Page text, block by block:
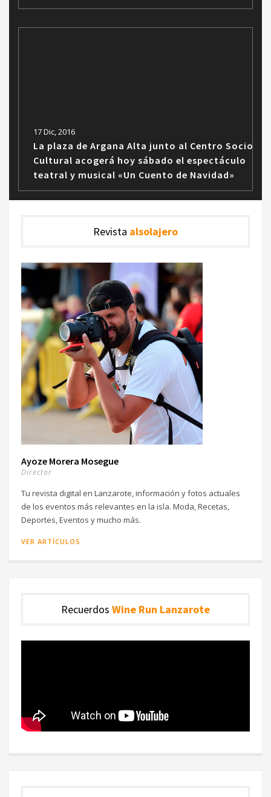
17 Dic, 2016
La plaza de Argana Alta junto al Centro Socio
Cultural acogerá hoy sábado el espectáculo
teatral y musical «Un Cuento de Navidad»
Revista alsolajero
Ayoze Morera Mosegue
Director
Tu revista digital en Lanzarote, información y fotos actuales
de los eventos más relevantes en la isla. Moda, Recetas,
Deportes, Eventos y mucho más.
VER ARTÍCULOS
Recuerdos Wine Run Lanzarote